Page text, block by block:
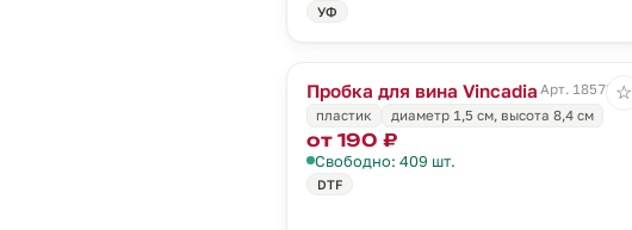
УФ
Пробка для вина Vincadia Арт. 18573.00
пластик
диаметр 1,5 см, высота 8,4 см
от 190 ₽
Свободно: 409 шт.
DTF
☆